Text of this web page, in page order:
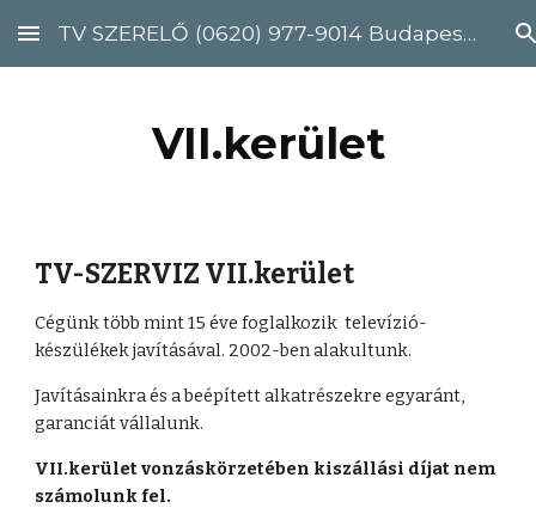
Skip to main content Skip to navigation
TV SZERELŐ (0620) 977-9014 Budapest, Pest megye
VII.kerület
TV-SZERVIZ VII.kerület
Cégünk több mint 15 éve foglalkozik  televízió-
készülékek javításával. 2002-ben alakultunk.
Javításainkra és a beépített alkatrészekre egyaránt,
garanciát vállalunk.
VII.kerület vonzáskörzetében kiszállási díjat nem
számolunk fel.